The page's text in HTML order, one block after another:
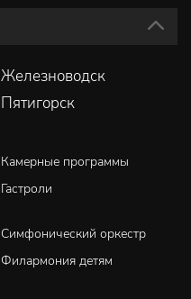
Железноводск
Пятигорск
Камерные программы
Гастроли
Симфонический оркестр
Филармония детям